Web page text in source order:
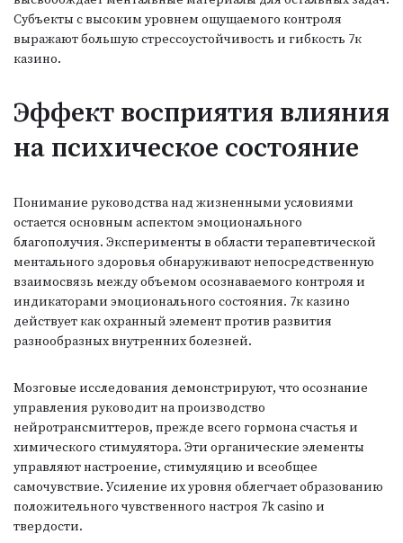
Субъекты с высоким уровнем ощущаемого контроля
выражают большую стрессоустойчивость и гибкость 7к
казино.
Эффект восприятия влияния
на психическое состояние
Понимание руководства над жизненными условиями
остается основным аспектом эмоционального
благополучия. Эксперименты в области терапевтической
ментального здоровья обнаруживают непосредственную
взаимосвязь между объемом осознаваемого контроля и
индикаторами эмоционального состояния. 7к казино
действует как охранный элемент против развития
разнообразных внутренних болезней.
Мозговые исследования демонстрируют, что осознание
управления руководит на производство
нейротрансмиттеров, прежде всего гормона счастья и
химического стимулятора. Эти органические элементы
управляют настроение, стимуляцию и всеобщее
самочувствие. Усиление их уровня облегчает образованию
положительного чувственного настроя 7k casino и
твердости.